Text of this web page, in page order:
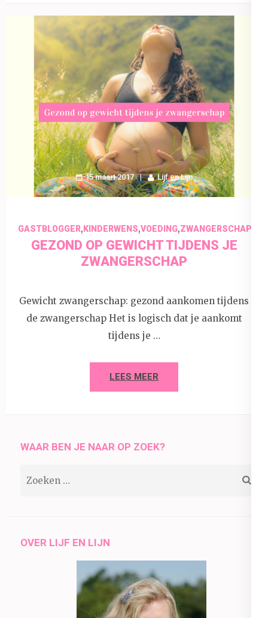
15 maart 2017 Lijf en Lijn
GASTBLOGGER, KINDERWENS,VOEDING,ZWANGERSCHAP
GEZOND OP GEWICHT TIJDENS JE
ZWANGERSCHAP
Gewicht zwangerschap: gezond aankomen tijdens
de zwangerschap Het is logisch dat je aankomt
tijdens je …
LEES MEER
WAAR BEN JE NAAR OP ZOEK?
OVER LIJF EN LIJN